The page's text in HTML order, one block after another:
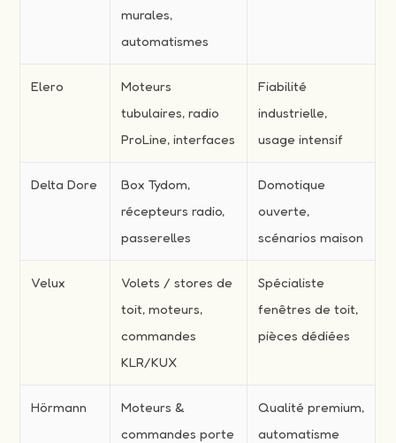
murales,
automatismes
Elero
Moteurs
tubulaires, radio
ProLine, interfaces
Fiabilité
industrielle,
usage intensif
Delta Dore
Box Tydom,
récepteurs radio,
passerelles
Domotique
ouverte,
scénarios maison
Velux
Volets / stores de
toit, moteurs,
commandes
KLR/KUX
Spécialiste
fenêtres de toit,
pièces dédiées
Hörmann
Moteurs &
commandes porte
Qualité premium,
automatisme